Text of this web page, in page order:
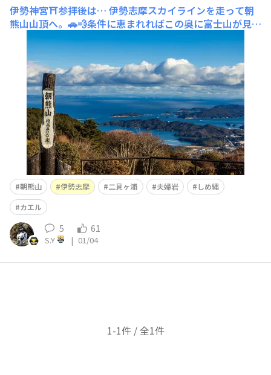
伊勢神宮⛩️参拝後は… 伊勢志摩スカイラインを走って朝
熊山山頂へ。🚗💨条件に恵まれればこの奥に富士山が見え
るらしいんですが…。😅伊勢市街が見渡せます。風が強く
てめちゃめちゃ寒かった…。🥶その後はやはりド定番の二
見ヶ浦へ！カエルとどういう関係が！？無事帰る（カエ
ル）かな？🤔
朝熊山 伊勢志摩 二見ヶ浦 夫婦岩
しめ縄
カエル
5 61
S.Y | 01/04
1-1件 / 全1件